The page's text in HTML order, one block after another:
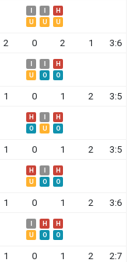
H
U
U U
2 0 2 1 3:6
H
U
O O
1 0 1 2 3:5
H
H
O
U O
1 0 1 2 3:5
H
H
U
O O
1 0 1 2 3:6
H
H
U
O O
1 0 1 2 2:7